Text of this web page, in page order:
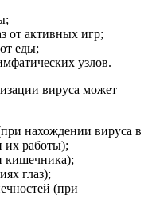
от активных игр;
еды;
узлов.
вируса может
нахождении вируса в
работы);
кишечника);
глаз);
(при